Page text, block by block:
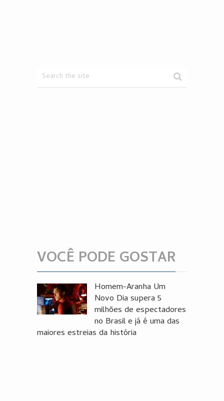
VOCÊ PODE GOSTAR
Homem-Aranha Um
Novo Dia supera 5
milhões de espectadores
no Brasil e já é uma das
maiores estreias da história